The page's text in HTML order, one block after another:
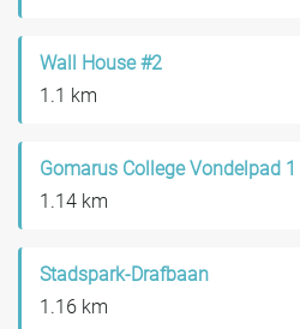
Wall House #2
1.1 km
Gomarus College Vondelpad 1
1.14 km
Stadspark-Drafbaan
1.16 km